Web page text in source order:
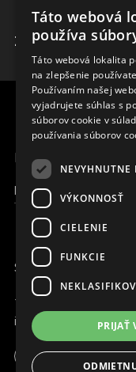
ZISTIŤ VIAC
MENU
Moja Magna
SME ONLINE
+421 917 827 827
info@magna.org
Táto webová
používa
Táto webová lokalita
na zlepšenie
Používaním našej
vyjadrujete súhlas s
súborov cookie v
používania súborov
NEVYHNUTNE
VÝKONNOSŤ
CIELENIE
FUNKCIE
PRIJAŤ